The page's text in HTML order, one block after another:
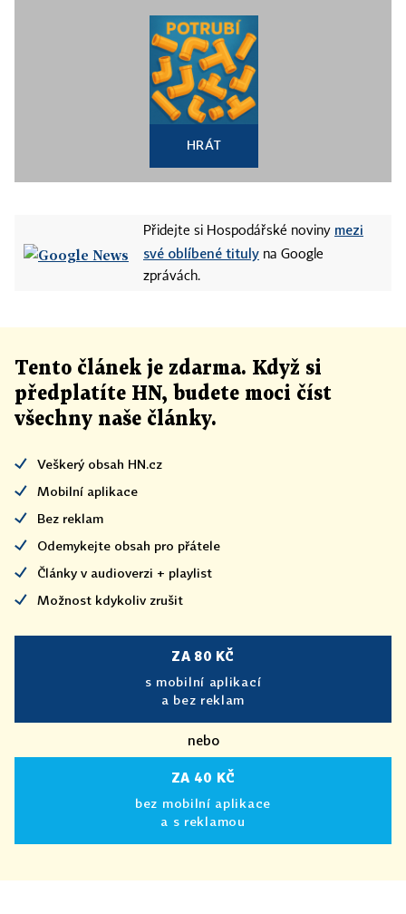
HRÁT
Přidejte si Hospodářské noviny mezi
své oblíbené tituly na Google
zprávách.
Tento článek je zdarma. Když si
předplatíte HN, budete moci číst
všechny naše články.
Veškerý obsah HN.cz
Mobilní aplikace
Bez reklam
Odemykejte obsah pro přátele
Články v audioverzi + playlist
Možnost kdykoliv zrušit
ZA 80 KČ
s mobilní aplikací
a bez reklam
nebo
ZA 40 KČ
bez mobilní aplikace
a s reklamou